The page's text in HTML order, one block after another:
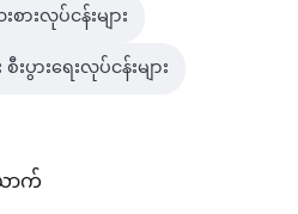
ားလုပ်ငန်းများ
ားရေးလုပ်ငန်းများ
ာက်